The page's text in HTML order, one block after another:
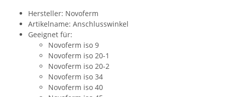
Hersteller: Novoferm
Artikelname: Anschlusswinkel
Geeignet für:
Novoferm iso 9
Novoferm iso 20-1
Novoferm iso 20-2
Novoferm iso 34
Novoferm iso 40